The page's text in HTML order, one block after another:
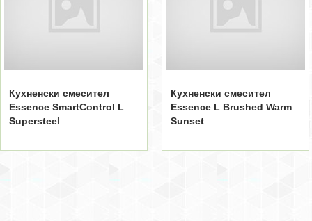
Кухненски смесител
Essence SmartControl L
Supersteel
Кухненски смесител
Essence L Brushed Warm
Sunset